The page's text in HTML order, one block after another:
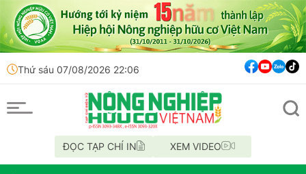
Thứ sáu 07/08/2026 22:06
ĐỌC TẠP CHÍ IN XEM VIDEO